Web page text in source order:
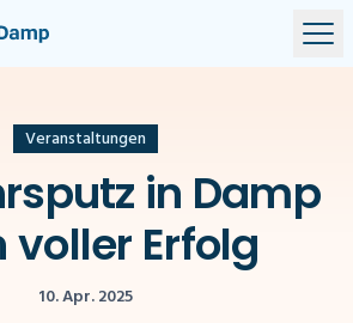
Veranstaltungen
in Damp
voller Erfolg
10. Apr. 2025